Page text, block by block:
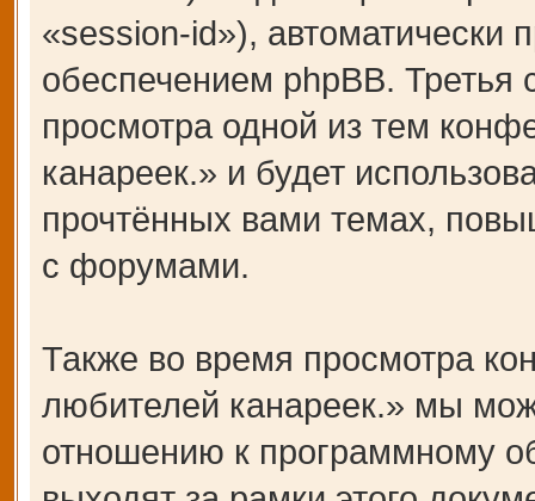
«session-id»),
обеспечением phpBB. Третья
просмотра одной из тем
канареек.» и будет
прочтённых вами темах,
с форумами.
Также во время просмотра
любителей канареек.» мы
отношению к программному